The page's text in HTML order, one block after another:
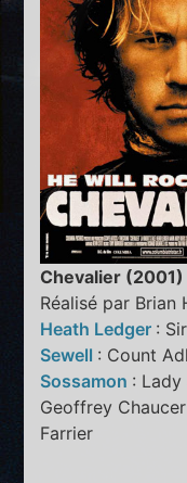
Chevalier (2001)
Réalisé par Brian
Heath Ledger :
Sewell : Count
Sossamon :
Geoffrey
Farrier